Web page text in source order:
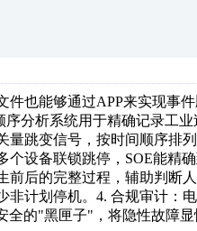
件也能够通过APP来实现事
序分析系统用于精确记录
量跳变信号，按时间顺序排
个设备联锁跳停，SOE能精
前后的完整过程，辅助判断
非计划停机。4. 合规审计：
全的"黑匣子"，将隐性故障